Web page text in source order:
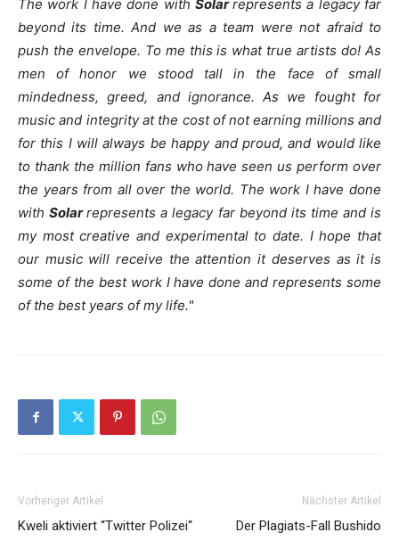
The work I have done with Solarrepresents a legacy far
beyond its time. And we as a team were not afraid to
push the envelope. To me this is what true artists do! As
men of honor we stood tall in the face of small
mindedness, greed, and ignorance. As we fought for
music and integrity at the cost of not earning millions and
for this I will always be happy and proud, and would like
to thank the million fans who have seen us perform over
the years from all over the world. The work I have done
withSolarrepresents a legacy far beyond its time and is
my most creative and experimental to date. I hope that
our music will receive the attention it deserves as it is
some of the best work I have done and represents some
of the best years of my life."
Vorheriger Artikel
Kweli aktiviert “Twitter Polizei“
Nächster Artikel
Der Plagiats-Fall Bushido